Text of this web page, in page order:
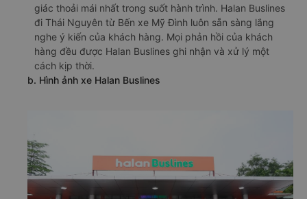
giác thoải mái nhất trong suốt hành trình. Halan Buslines
đi Thái Nguyên từ Bến xe Mỹ Đình luôn sẵn sàng lắng
nghe ý kiến của khách hàng. Mọi phản hồi của khách
hàng đều được Halan Buslines ghi nhận và xử lý một
cách kịp thời.
b. Hình ảnh xe Halan Buslines